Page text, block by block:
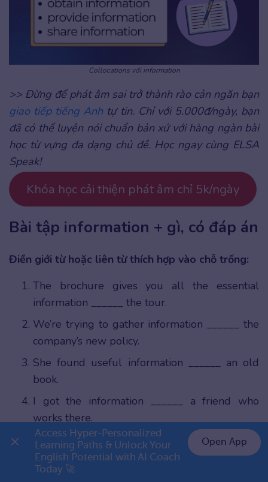
Collocations với information
>> Đừng để phát âm sai trở thành rào cản ngăn bạn
giao tiếp tiếng Anhtự tin. Chỉ với 5.000đ/ngày, bạn
đã có thể luyện nói chuẩn bản xứ với hàng ngàn bài
học từ vựng đa dạng chủ đề. Học ngay cùng ELSA
Speak!
Khóa học cải thiện phát âm chỉ 5k/ngày
Bài tập information + gì, có đáp án
Điền giới từ hoặc liên từ thích hợp vào chỗ trống:
The brochure gives you all the essential
information ______ the tour.
We’re trying to gather information ______ the
company’s new policy.
She found useful information ______ an old
book.
I got the information ______ a friend who
works there.
They have new information ______ the case
that proves his innocence.
The public has a right to access information
👉 Premium 1 năm chỉ 999K
Access Hyper-Personalized
Learning Paths & Unlock Your
English Potential with AI Coach
Today 🚀
Open App